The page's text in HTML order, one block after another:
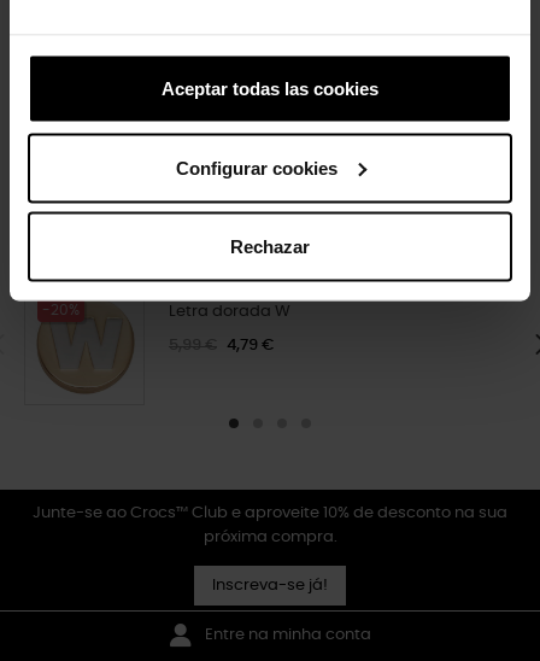
Aceptar todas las cookies
Configurar cookies
Rechazar
4,99 € 3,99 €
4 outros produtos na mesma
-20% Letra dorada W
5,99 € 4,79 €
Junte-se ao Crocs™ Club e aproveite 10% de desconto na sua
próxima compra.
Inscreva-se já!
Entre na minha conta